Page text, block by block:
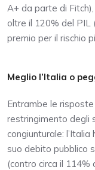
A+ da parte di
oltre il 120% del PIL
premio per il rischio
Meglio l’Italia o
Entrambe le
restringimento degli
congiunturale:
suo debito pubblico
(contro circa il